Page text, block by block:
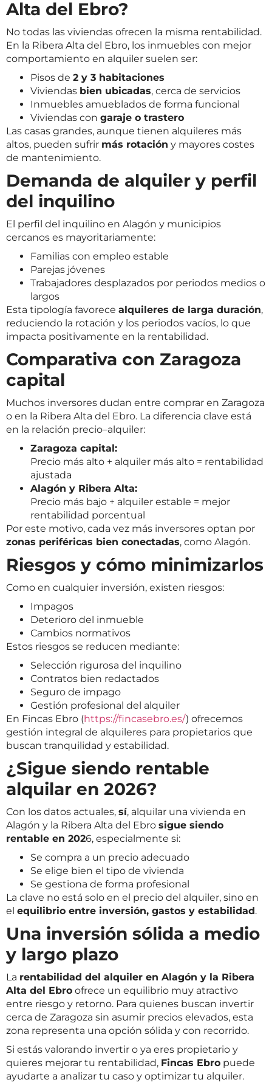
Alta del Ebro?
No todas las viviendas ofrecen la misma rentabilidad.
En la Ribera Alta del Ebro, los inmuebles con mejor
comportamiento en alquiler suelen ser:
Pisos de 2 y 3 habitaciones
Viviendas bien ubicadas, cerca de servicios
Inmuebles amueblados de forma funcional
Viviendas con garaje o trastero
Las casas grandes, aunque tienen alquileres más
altos, pueden sufrir más rotación y mayores costes
de mantenimiento.
Demanda de alquiler y perfil
del inquilino
El perfil del inquilino en Alagón y municipios
cercanos es mayoritariamente:
Familias con empleo estable
Parejas jóvenes
Trabajadores desplazados por periodos medios o
largos
Esta tipología favorece alquileres de larga duración,
reduciendo la rotación y los periodos vacíos, lo que
impacta positivamente en la rentabilidad.
Comparativa con Zaragoza
capital
Muchos inversores dudan entre comprar en Zaragoza
o en la Ribera Alta del Ebro. La diferencia clave está
en la relación precio–alquiler:
Zaragoza capital:
Precio más alto + alquiler más alto = rentabilidad
ajustada
Alagón y Ribera Alta:
Precio más bajo + alquiler estable = mejor
rentabilidad porcentual
Por este motivo, cada vez más inversores optan por
zonas periféricas bien conectadas, como Alagón.
Riesgos y cómo minimizarlos
Como en cualquier inversión, existen riesgos:
Impagos
Deterioro del inmueble
Cambios normativos
Estos riesgos se reducen mediante:
Selección rigurosa del inquilino
Contratos bien redactados
Seguro de impago
Gestión profesional del alquiler
En Fincas Ebro (https://fincasebro.es/) ofrecemos
gestión integral de alquileres para propietarios que
buscan tranquilidad y estabilidad.
¿Sigue siendo rentable
alquilar en 2026?
Con los datos actuales, sí, alquilar una vivienda en
Alagón y la Ribera Alta del Ebro sigue siendo
rentable en 2026, especialmente si:
Se compra a un precio adecuado
Se elige bien el tipo de vivienda
Se gestiona de forma profesional
La clave no está solo en el precio del alquiler, sino en
el equilibrio entre inversión, gastos y estabilidad.
Una inversión sólida a medio
y largo plazo
La rentabilidad del alquiler en Alagón y la Ribera
Alta del Ebro ofrece un equilibrio muy atractivo
entre riesgo y retorno. Para quienes buscan invertir
cerca de Zaragoza sin asumir precios elevados, esta
zona representa una opción sólida y con recorrido.
Si estás valorando invertir o ya eres propietario y
quieres mejorar tu rentabilidad, Fincas Ebro puede
ayudarte a analizar tu caso y optimizar tu alquiler.